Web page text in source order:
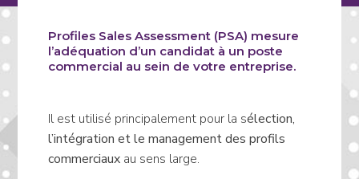
Profiles Sales Assessment (PSA) mesure
l’adéquation d’un candidat à un poste
commercial au sein de votre entreprise.
Il est utilisé principalement pour la sélection,
l’intégration et le management des profils
commerciaux au sens large.